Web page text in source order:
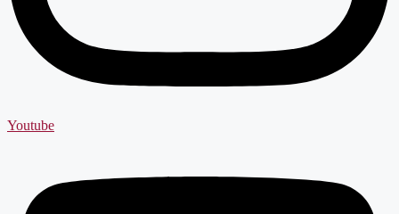
Youtube